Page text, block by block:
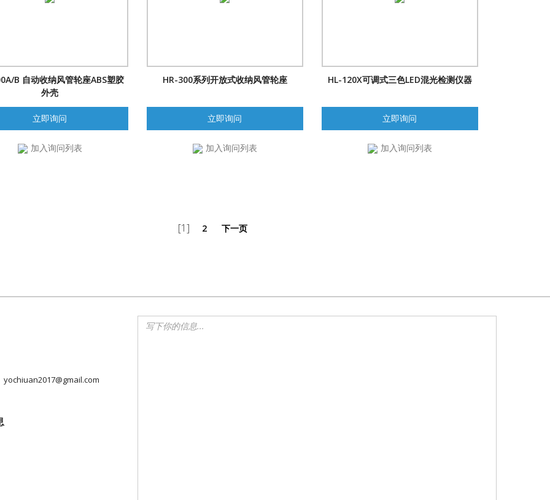
B 自动收纳风管轮座ABS塑胶
外壳
立即询问
加入询问列表
HR-300系列开放式收纳风管轮座
立即询问
加入询问列表
HL-120X可调式三色LED混光检测仪器
立即询问
加入询问列表
[1] 2 下一页
yochiuan2017@gmail.com